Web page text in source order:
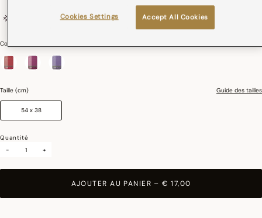
France Nid-d'abeilles
Couleurs :
Taille (cm) Guide des tailles
54 x 38
Quantité
-
+
AJOUTER AU PANIER–€ 17,00
Accept All Cookies
Cookies Settings